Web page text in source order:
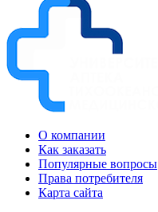
О компании
Как заказать
Популярные вопросы
Права потребителя
Карта сайта